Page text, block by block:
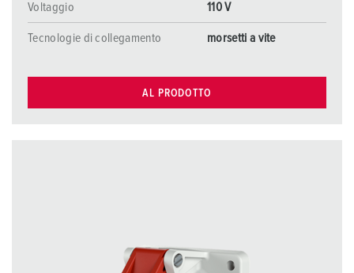
Voltaggio 110 V
Tecnologie di collegamento morsetti a vite
AL PRODOTTO